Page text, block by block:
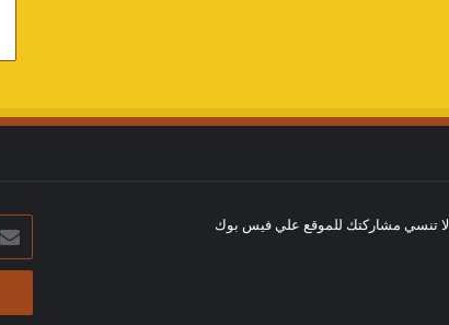
لا تنسي مشاركتك للموقع علي فيس بوك
أدخل
بريدك